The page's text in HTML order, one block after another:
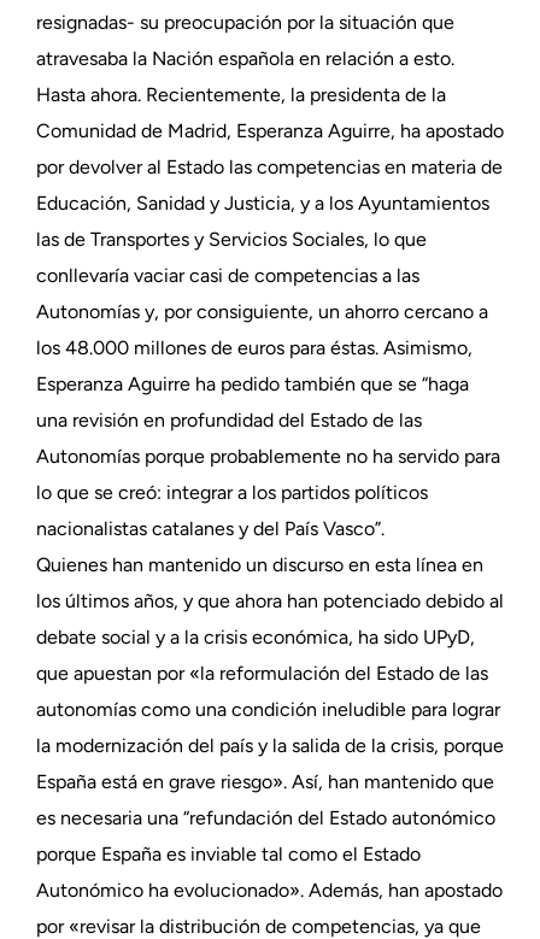
resignadas- su preocupación por la situación que
atravesaba la Nación española en relación a esto.
Hasta ahora. Recientemente, la presidenta de la
Comunidad de Madrid, Esperanza Aguirre, ha apostado
por devolver al Estado las competencias en materia de
Educación, Sanidad y Justicia, y a los Ayuntamientos
las de Transportes y Servicios Sociales, lo que
conllevaría vaciar casi de competencias a las
Autonomías y, por consiguiente, un ahorro cercano a
los 48.000 millones de euros para éstas. Asimismo,
Esperanza Aguirre ha pedido también que se “haga
una revisión en profundidad del Estado de las
Autonomías porque probablemente no ha servido para
lo que se creó: integrar a los partidos políticos
nacionalistas catalanes y del País Vasco”.
Quienes han mantenido un discurso en esta línea en
los últimos años, y que ahora han potenciado debido al
debate social y a la crisis económica, ha sido UPyD,
que apuestan por «la reformulación del Estado de las
autonomías como una condición ineludible para lograr
la modernización del país y la salida de la crisis, porque
España está en grave riesgo». Así, han mantenido que
es necesaria una “refundación del Estado autonómico
porque España es inviable tal como el Estado
Autonómico ha evolucionado». Además, han apostado
por «revisar la distribución de competencias, ya que